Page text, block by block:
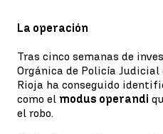
La operación
Tras cinco semanas de
Orgánica de Policía
Rioja ha conseguido
como el modus operandi
el robo.